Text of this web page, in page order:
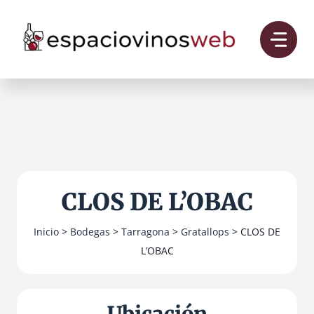
contenido
CLOS DE L’OBAC
Inicio > Bodegas > Tarragona > Gratallops > CLOS DE
L’OBAC